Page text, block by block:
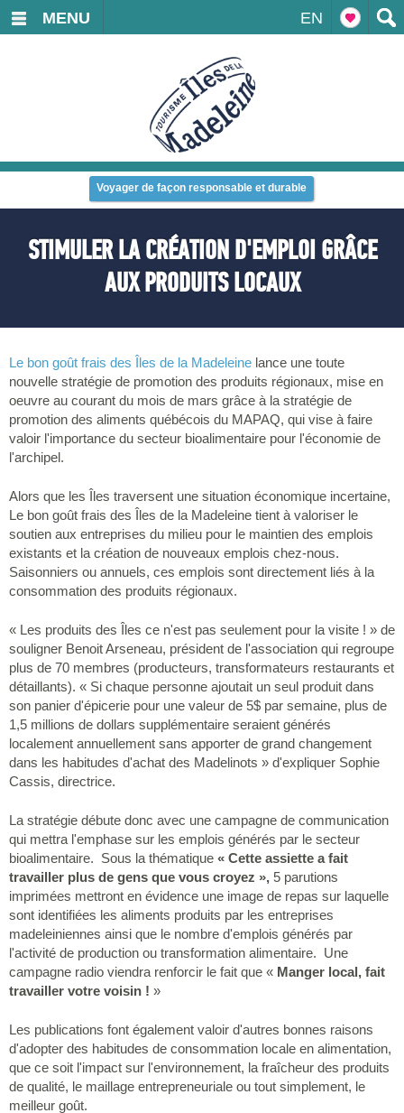
EN
MENU
Voyager de façon responsable et durable
STIMULER LA CRÉATION D'EMPLOI GRÂCE
AUX PRODUITS LOCAUX
Le bon goût frais des Îles de la Madeleine lance une toute
nouvelle stratégie de promotion des produits régionaux, mise en
oeuvre au courant du mois de mars grâce à la stratégie de
promotion des aliments québécois du MAPAQ, qui vise à faire
valoir l'importance du secteur bioalimentaire pour l'économie de
l'archipel.
Alors que les Îles traversent une situation économique incertaine,
Le bon goût frais des Îles de la Madeleine tient à valoriser le
soutien aux entreprises du milieu pour le maintien des emplois
existants et la création de nouveaux emplois chez-nous.
Saisonniers ou annuels, ces emplois sont directement liés à la
consommation des produits régionaux.
« Les produits des Îles ce n'est pas seulement pour la visite ! » de
souligner Benoit Arseneau, président de l'association qui regroupe
plus de 70 membres (producteurs, transformateurs restaurants et
détaillants). « Si chaque personne ajoutait un seul produit dans
son panier d'épicerie pour une valeur de 5$ par semaine, plus de
1,5 millions de dollars supplémentaire seraient générés
localement annuellement sans apporter de grand changement
dans les habitudes d'achat des Madelinots » d'expliquer Sophie
Cassis, directrice.
La stratégie débute donc avec une campagne de communication
qui mettra l'emphase sur les emplois générés par le secteur
bioalimentaire. Sous la thématique « Cette assiette a fait
travailler plus de gens que vous croyez », 5 parutions
imprimées mettront en évidence une image de repas sur laquelle
sont identifiées les aliments produits par les entreprises
madeleiniennes ainsi que le nombre d'emplois générés par
l'activité de production ou transformation alimentaire. Une
campagne radio viendra renforcir le fait que « Manger local, fait
travailler votre voisin ! »
Les publications font également valoir d'autres bonnes raisons
d'adopter des habitudes de consommation locale en alimentation,
que ce soit l'impact sur l'environnement, la fraîcheur des produits
de qualité, le maillage entrepreneuriale ou tout simplement, le
meilleur goût.